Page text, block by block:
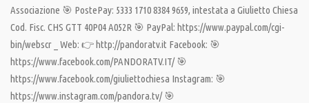
Associazione 🎯 PostePay: 5333 1710 8384 9659, intestata a Giulietto Chiesa
Cod. Fisc. CHS GTT 40P04 A052R 🎯 PayPal: https://www.paypal.com/cgi-
bin/webscr _ Web: 👉 http://pandoratv.it Facebook: 🎯
https://www.facebook.com/PANDORATV.IT/ 🎯
https://www.facebook.com/giuliettochiesa Instagram: 🎯
https://www.instagram.com/pandora.tv/ 🎯